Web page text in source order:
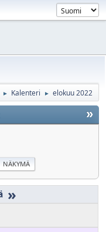
► Kalenteri ► elokuu 2022
»
»